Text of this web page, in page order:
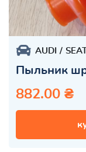
AUDI
Пыльник
882.00 ₴